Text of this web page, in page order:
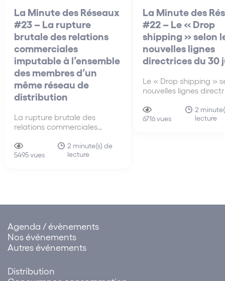
La Minute des Réseaux
#23 – La rupture
brutale des relations
commerciales
imputable à l’ensemble
des membres d’un
même réseau de
distribution
La rupture brutale des
relations commerciales
membres d’un même réseau
de distribution La faute tirée
Cette solution influe sur…
5495 vues
2 minute(s) de
lecture
La Minute des
#22 – Le « Drop
shipping » selon
nouvelles lignes
directrices du 30
Le « Drop shipping »
nouvelles lignes
anciennes lignes
de 2010, les nouvelles
6716 vues
2
lecture
Agenda / évènements
Nos événements
Autres événements
Distribution